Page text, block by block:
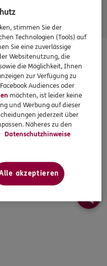
vorbehalten.
stimmen Sie der
Technologien (Tools) auf
Sie eine zuverlässige
Websitenutzung, die
die Möglichkeit, Ihnen
zur Verfügung zu
Audiences oder
möchten, ist leider keine
und Werbung auf dieser
jederzeit über
Näheres zu den
Datenschutzhinweise
akzeptieren